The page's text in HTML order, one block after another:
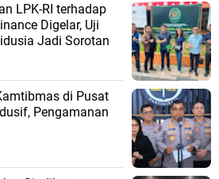
LPK-RI terhadap
Digelar, Uji
Jadi Sorotan
di Pusat
Pengamanan